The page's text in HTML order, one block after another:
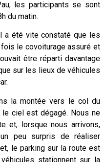
les participants se sont
du matin.
a été vite constaté que les
le covoiturage assuré et
être réparti davantage
sur les lieux de véhicules
la montée vers le col du
ciel est dégagé. Nous ne
et, lorsque nous arrivons,
peu surpris de réaliser
le parking sur la route est
stationnent sur la